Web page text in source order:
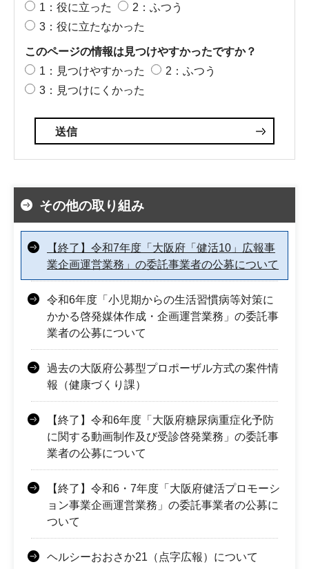
1：役に立った
2：ふつう
3：役に立たなかった
このページの情報は見つけやすかったですか？
1：見つけやすかった
2：ふつう
3：見つけにくかった
その他の取り組み
【終了】令和7年度「大阪府「健活10」広報事
業企画運営業務」の委託事業者の公募について
令和6年度「小児期からの生活習慣病等対策に
かかる啓発媒体作成・企画運営業務」の委託事
業者の公募について
過去の大阪府公募型プロポーザル方式の案件情
報（健康づくり課）
【終了】令和6年度「大阪府糖尿病重症化予防
に関する動画制作及び受診啓発業務」の委託事
業者の公募について
【終了】令和6・7年度「大阪府健活プロモーシ
ョン事業企画運営業務」の委託事業者の公募に
ついて
ヘルシーおおさか21（点字広報）について